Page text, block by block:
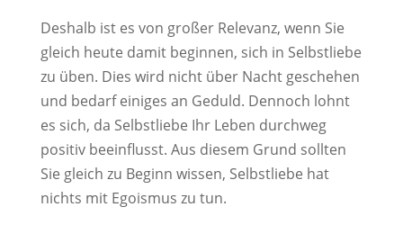
Deshalb ist es von großer Relevanz, wenn Sie
gleich heute damit beginnen, sich in Selbstliebe
zu üben. Dies wird nicht über Nacht geschehen
und bedarf einiges an Geduld. Dennoch lohnt
es sich, da Selbstliebe Ihr Leben durchweg
positiv beeinflusst. Aus diesem Grund sollten
Sie gleich zu Beginn wissen, Selbstliebe hat
nichts mit Egoismus zu tun.